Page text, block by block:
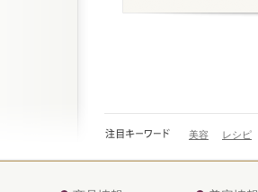
美容 レシピ